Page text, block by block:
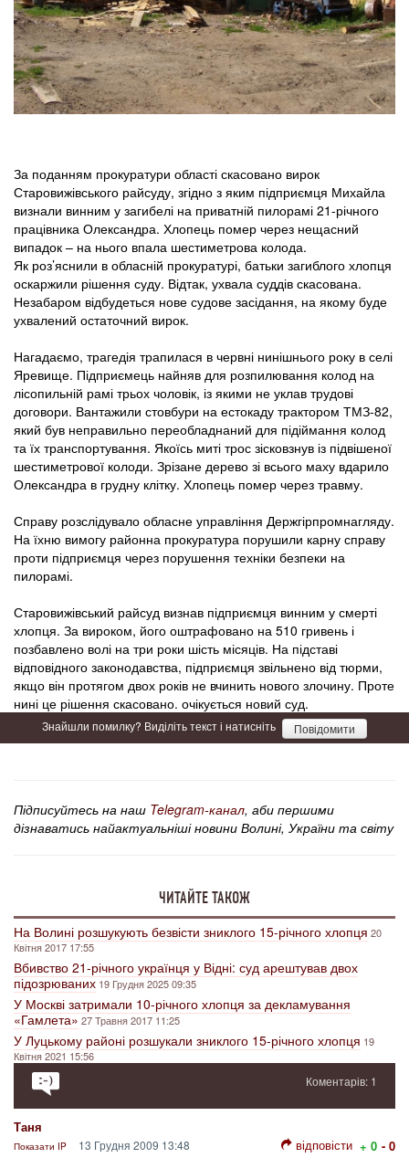
За поданням прокуратури області скасовано вирок
Старовижівського райсуду, згідно з яким підприємця Михайла
визнали винним у загибелі на приватній пилорамі 21-річного
працівника Олександра. Хлопець помер через нещасний
випадок – на нього впала шестиметрова колода.
Як роз’яснили в обласній прокуратурі, батьки загиблого хлопця
оскаржили рішення суду. Відтак, ухвала суддів скасована.
Незабаром відбудеться нове судове засідання, на якому буде
ухвалений остаточний вирок.
Нагадаємо, трагедія трапилася в червні нинішнього року в селі
Яревище. Підприємець найняв для розпилювання колод на
лісопильній рамі трьох чоловік, із якими не уклав трудові
договори. Вантажили стовбури на естокаду трактором ТМЗ-82,
який був неправильно переобладнаний для підіймання колод
та їх транспортування. Якоїсь миті трос зісковзнув із підвішеної
шестиметрової колоди. Зрізане дерево зі всього маху вдарило
Олександра в грудну клітку. Хлопець помер через травму.
Справу розслідувало обласне управління Держгірпромнагляду.
На їхню вимогу районна прокуратура порушили карну справу
проти підприємця через порушення техніки безпеки на
пилорамі.
Старовижівський райсуд визнав підприємця винним у смерті
хлопця. За вироком, його оштрафовано на 510 гривень і
позбавлено волі на три роки шість місяців. На підставі
відповідного законодавства, підприємця звільнено від тюрми,
якщо він протягом двох років не вчинить нового злочину. Проте
нині це рішення скасовано. очікується новий суд.
Знайшли помилку? Виділіть текст і натисніть Повідомити
Підписуйтесь на наш Telegram-канал, аби першими
дізнаватись найактуальніші новини Волині, України та світу
ЧИТАЙТЕ ТАКОЖ
На Волині розшукують безвісти зниклого 15-річного хлопця 20
Квітня 2017 17:55
Вбивство 21-річного українця у Відні: суд арештував двох
підозрюваних 19 Грудня 2025 09:35
У Москві затримали 10-річного хлопця за декламування
«Гамлета»27 Травня 2017 11:25
У Луцькому районі розшукали зниклого 15-річного хлопця 19
Квітня 2021 15:56
Коментарів: 1
Таня
Показати IP 13 Грудня 2009 13:48 відповісти + 0 - 0